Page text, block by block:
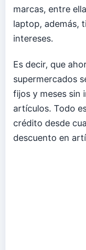
marcas, entre
laptop, además,
intereses.
Es decir, que
supermercados
fijos y meses sin
artículos. Todo
crédito desde
descuento en